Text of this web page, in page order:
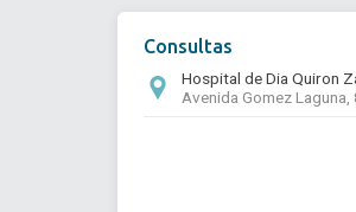
Consultas
Hospital de Dia Quiron
Avenida Gomez Laguna,